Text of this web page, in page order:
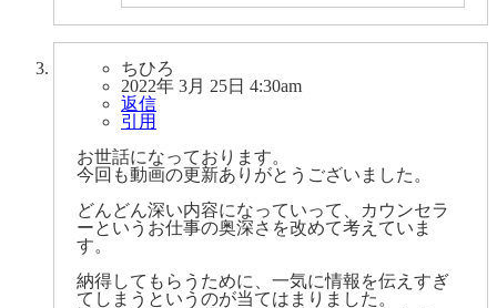
ちひろ
2022年 3月 25日 4:30am
返信
引用
お世話になっております。
今回も動画の更新ありがとうございました。
どんどん深い内容になっていって、カウンセラ
ーというお仕事の奥深さを改めて考えていま
す。
納得してもらうために、一気に情報を伝えすぎ
てしまうというのが当てはまりました。